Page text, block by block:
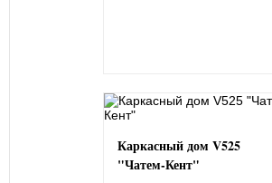
Каркасный дом V525
"Чатем-Кент"